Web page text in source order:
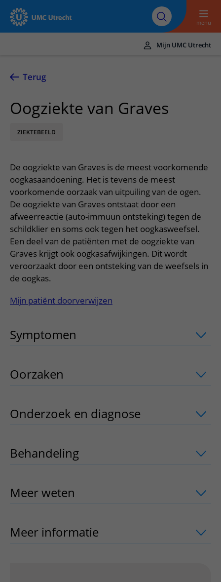
Naar hoofdinhoud
Over UMC
Utrecht
Research
Werken bij het UMC
Utrecht
menu
UMC Utrecht
Zorg en behandeling
Ziekten en aandoeningen
Poliklinieken
Verpleegafdelingen
Onze zorgverleners
Onderzoeken en diagnostiek
Het Wilhelmina Kinderziekenhuis
Afspraak en opname
Bezoek aan de polikliniek
Opname in het ziekenhuis
Voorbereiding op uw afspraak
Bloedprikken
Wachttijden
Bezoektijden
Wijzigen patiëntgegevens
Mijn UMC Utrecht patiëntportaal
Op bezoek in het UMC Utrecht
Apotheek
Winkels en restaurants
Faciliteiten en voorzieningen
Bezoekregels
Kwaliteit en veiligheid
Contact en route
Spoed
Contactgegevens
Route naar het ziekenhuis
Parkeren
Wegwijs in het ziekenhuis
Contact met polikliniek
Contact met verpleegafdeling
Verwijzers
Patiënt verwijzen
Teleconsult aanvragen
Diagnostiek aanvragen
Zorgverlenersportaal
Meer UMC Utrecht
Over UMC Utrecht
Onderwijs
Werken bij het UMC Utrecht
Mijn UMC Utrecht
Terug
Oogziekte van Graves
ZIEKTEBEELD
De oogziekte van Graves is de meest voorkomende
oogkasaandoening. Het is tevens de meest
voorkomende oorzaak van uitpuiling van de ogen.
De oogziekte van Graves ontstaat door een
afweerreactie (auto-immuun ontsteking) tegen de
schildklier en soms ook tegen het oogkasweefsel.
Een deel van de patiënten met de oogziekte van
Graves krijgt ook oogkasafwijkingen. Dit wordt
veroorzaakt door een ontsteking van de weefsels in
de oogkas.
Mijn patiënt doorverwijzen
Symptomen uitklapper, klik om te
Oorzaken uitklapper, klik om te
Onderzoek en diagnose uitklapper,
Behandeling uitklapper, klik om te
Meer weten uitklapper, klik om te
Meer informatie uitklapper, klik om te